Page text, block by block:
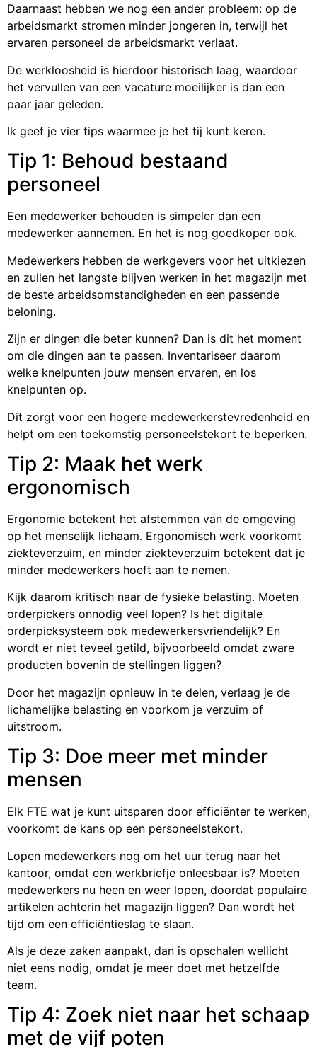
Daarnaast hebben we nog een ander probleem: op de
arbeidsmarkt stromen minder jongeren in, terwijl het
ervaren personeel de arbeidsmarkt verlaat.
De werkloosheid is hierdoor historisch laag, waardoor
het vervullen van een vacature moeilijker is dan een
paar jaar geleden.
Ik geef je vier tips waarmee je het tij kunt keren.
Tip 1: Behoud bestaand
personeel
Een medewerker behouden is simpeler dan een
medewerker aannemen. En het is nog goedkoper ook.
Medewerkers hebben de werkgevers voor het uitkiezen
en zullen het langste blijven werken in het magazijn met
de beste arbeidsomstandigheden en een passende
beloning.
Zijn er dingen die beter kunnen? Dan is dit het moment
om die dingen aan te passen. Inventariseer daarom
welke knelpunten jouw mensen ervaren, en los
knelpunten op.
Dit zorgt voor een hogere medewerkerstevredenheid en
helpt om een toekomstig personeelstekort te beperken.
Tip 2: Maak het werk
ergonomisch
Ergonomie betekent het afstemmen van de omgeving
op het menselijk lichaam. Ergonomisch werk voorkomt
ziekteverzuim, en minder ziekteverzuim betekent dat je
minder medewerkers hoeft aan te nemen.
Kijk daarom kritisch naar de fysieke belasting. Moeten
orderpickers onnodig veel lopen? Is het digitale
orderpicksysteem ook medewerkersvriendelijk? En
wordt er niet teveel getild, bijvoorbeeld omdat zware
producten bovenin de stellingen liggen?
Door het magazijn opnieuw in te delen, verlaag je de
lichamelijke belasting en voorkom je verzuim of
uitstroom.
Tip 3: Doe meer met minder
mensen
Elk FTE wat je kunt uitsparen door efficiënter te werken,
voorkomt de kans op een personeelstekort.
Lopen medewerkers nog om het uur terug naar het
kantoor, omdat een werkbriefje onleesbaar is? Moeten
medewerkers nu heen en weer lopen, doordat populaire
artikelen achterin het magazijn liggen? Dan wordt het
tijd om een efficiëntieslag te slaan.
Als je deze zaken aanpakt, dan is opschalen wellicht
niet eens nodig, omdat je meer doet met hetzelfde
team.
Tip 4: Zoek niet naar het schaap
met de vijf poten